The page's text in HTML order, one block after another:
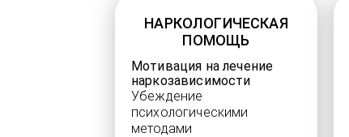
НАРКОЛОГИЧЕСКАЯ
ПОМОЩЬ
Мотивация на лечение
наркозависимости
Убеждение
психологическими
методами